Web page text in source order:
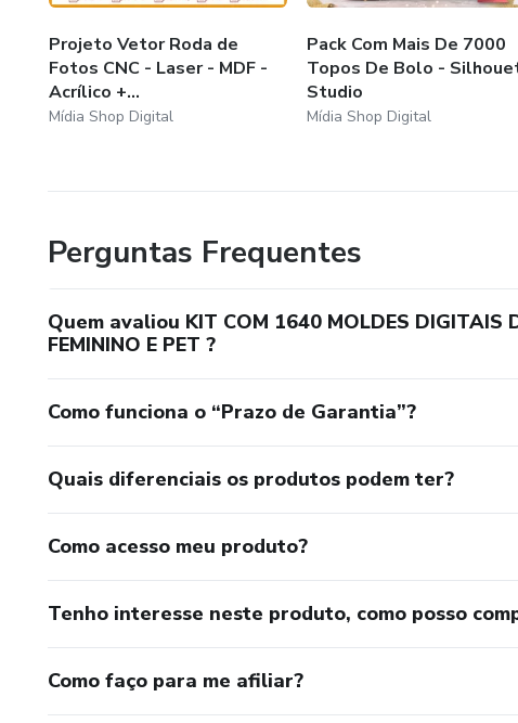
Projeto Vetor Roda de
Fotos CNC - Laser - MDF -
Acrílico +...
Mídia Shop Digital
Pack Com Mais De 7000
Topos De Bolo -
Studio
Mídia Shop Digital
Perguntas Frequentes
Quem avaliou KIT COM 1640 MOLDES DIGITAIS
FEMININO E PET ?
Como funciona o “Prazo de Garantia”?
Quais diferenciais os produtos podem ter?
Como acesso meu produto?
Tenho interesse neste produto, como posso
Como faço para me afiliar?